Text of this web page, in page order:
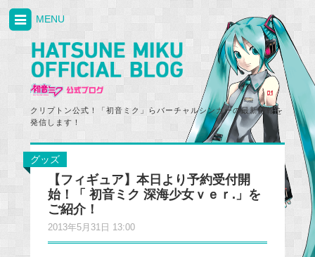
クリプトン公式！「初音ミク」らバーチャルシンガーの最新情報を
発信します！
MENU
グッズ
【フィギュア】本日より予約受付開
始！「 初音ミク 深海少女ｖｅｒ.」を
ご紹介！
2013年5月31日 13:00